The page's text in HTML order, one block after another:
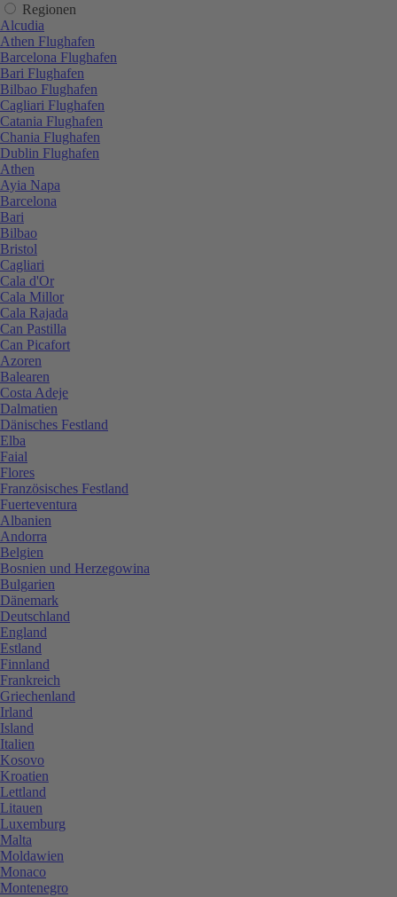
Regionen
Alcudia
Athen Flughafen
Barcelona Flughafen
Bari Flughafen
Bilbao Flughafen
Cagliari Flughafen
Catania Flughafen
Chania Flughafen
Dublin Flughafen
Athen
Ayia Napa
Barcelona
Bari
Bilbao
Bristol
Cagliari
Cala d'Or
Cala Millor
Cala Rajada
Can Pastilla
Can Picafort
Azoren
Balearen
Costa Adeje
Dalmatien
Dänisches Festland
Elba
Faial
Flores
Französisches Festland
Fuerteventura
Albanien
Andorra
Belgien
Bosnien und Herzegowina
Bulgarien
Dänemark
Deutschland
England
Estland
Finnland
Frankreich
Griechenland
Irland
Island
Italien
Kosovo
Kroatien
Lettland
Litauen
Luxemburg
Malta
Moldawien
Monaco
Montenegro